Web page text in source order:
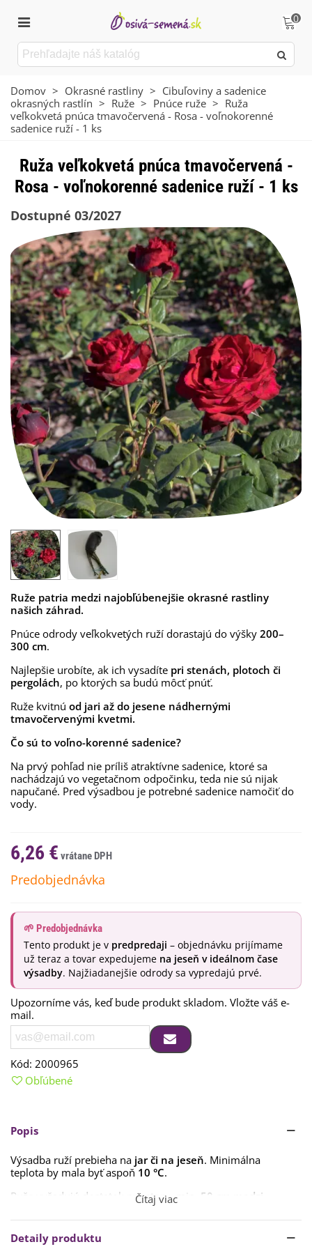
0
Domov > Okrasné rastliny > Cibuľoviny a sadenice
okrasných rastlín > Ruže > Pnúce ruže > Ruža
veľkokvetá pnúca tmavočervená - Rosa - voľnokorenné
sadenice ruží - 1 ks
Ruža veľkokvetá pnúca tmavočervená -
Rosa - voľnokorenné sadenice ruží - 1 ks
Dostupné 03/2027
Ruže patria medzi najobľúbenejšie okrasné rastliny
našich záhrad.
Pnúce odrody veľkokvetých ruží dorastajú do výšky 200–
300 cm.
Najlepšie urobíte, ak ich vysadíte pri stenách, plotoch či
pergolách, po ktorých sa budú môcť pnúť.
Ruže kvitnú od jari až do jesene nádhernými
tmavočervenými kvetmi.
Čo sú to voľno-korenné sadenice?
Na prvý pohľad nie príliš atraktívne sadenice, ktoré sa
nachádzajú vo vegetačnom odpočinku, teda nie sú nijak
napučané. Pred výsadbou je potrebné sadenice namočiť do
vody.
6,26 €
Predobjednávka
🌱 Predobjednávka
Tento produkt je v predpredaji – objednávku prijímame
už teraz a tovar expedujeme na jeseň v ideálnom čase
výsadby. Najžiadanejšie odrody sa vypredajú prvé.
Upozorníme vás, keď bude produkt skladom. Vložte váš e-
mail.
Kód: 2000965
Obľúbené
Popis
Výsadba ruží prebieha na jar či na jeseň. Minimálna
teplota by mala byť aspoň 10 °C.
Ruže vyžadujú dostatok priestoru, min. 50 cm medzi
, ale môže byť i viac.
Pred výsadbou si pripravte jamu s hĺbkou
prekyprite a na dno jamy zapravte
Čítaj viac
Detaily produktu